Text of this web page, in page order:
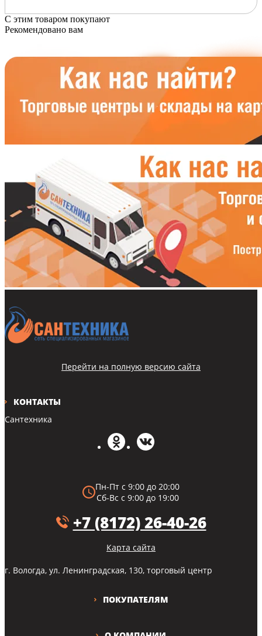
С этим товаром покупают
Рекомендовано вам
ПОКУПАТЕЛЯМ
КОНТАКТЫ
Сантехника
Пн-Пт с 9:00 до 20:00
Сб-Вс с 9:00 до 19:00
+7 (8172) 26-40-26
Карта сайта
г. Вологда, ул. Ленинградская, 130, торговый центр
Перейти на полную версию сайта